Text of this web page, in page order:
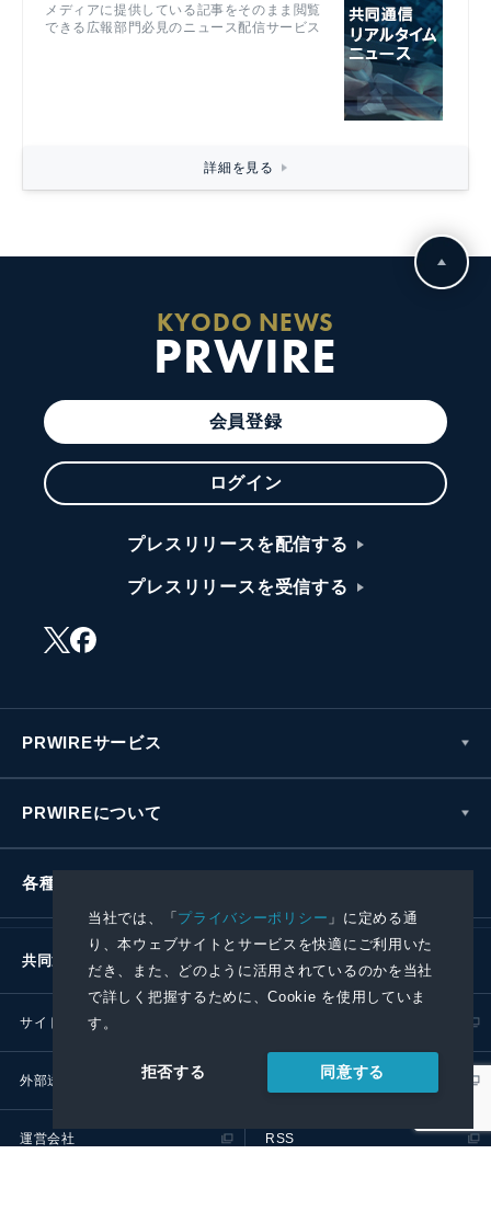
当社では、「プライバシーポリシー 」に定める通
り、本ウェブサイトとサービスを快適にご利用いた
だき、また、どのように活用されているのかを当社
で詳しく把握するために、Cookie を使用していま
す。
拒否する 同意する
メディアに提供している記事をそのまま閲覧
できる広報部門必見のニュース配信サービス
詳細を見る
KYODO NEWS
PRWIRE
会員登録
ログイン
プレスリリースを配信する
プレスリリースを受信する
PRWIREサービス
PRWIREについて
各種お問い合わせ
共同通信社グループ
サイトポリシー
外部送信ポリシー プレスリリース取扱基準
運営会社 RSS